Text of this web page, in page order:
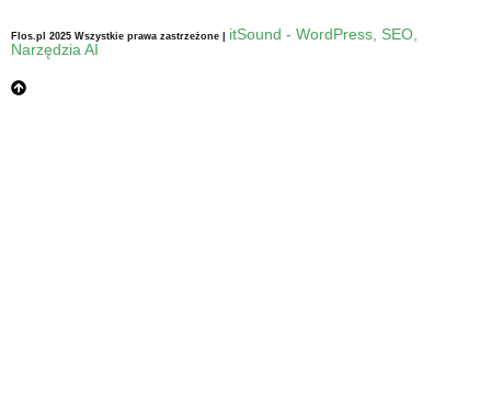
Flos.pl 2025 Wszystkie prawa zastrzeżone | itSound - WordPress, SEO,
Narzędzia AI